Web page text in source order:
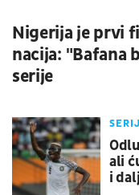
Nigerija je prvi
nacija: "Bafana
serije
ali
i